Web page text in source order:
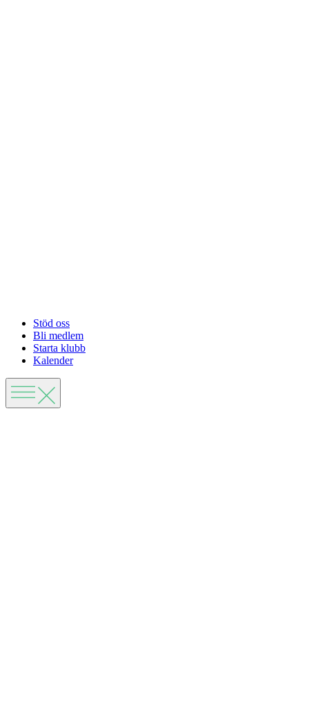
Stöd oss
Bli medlem
Starta klubb
Kalender